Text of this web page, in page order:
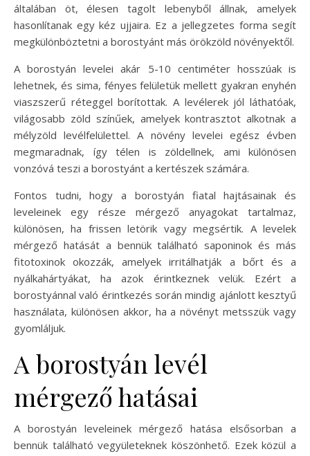
általában öt, élesen tagolt lebenyből állnak, amelyek
hasonlítanak egy kéz ujjaira. Ez a jellegzetes forma segít
megkülönböztetni a borostyánt más örökzöld növényektől.
A borostyán levelei akár 5-10 centiméter hosszúak is
lehetnek, és sima, fényes felületük mellett gyakran enyhén
viaszszerű réteggel borítottak. A levélerek jól láthatóak,
világosabb zöld színűek, amelyek kontrasztot alkotnak a
mélyzöld levélfelülettel. A növény levelei egész évben
megmaradnak, így télen is zöldellnek, ami különösen
vonzóvá teszi a borostyánt a kertészek számára.
Fontos tudni, hogy a borostyán fiatal hajtásainak és
leveleinek egy része mérgező anyagokat tartalmaz,
különösen, ha frissen letörik vagy megsértik. A levelek
mérgező hatását a bennük található saponinok és más
fitotoxinok okozzák, amelyek irritálhatják a bőrt és a
nyálkahártyákat, ha azok érintkeznek velük. Ezért a
borostyánnal való érintkezés során mindig ajánlott kesztyű
használata, különösen akkor, ha a növényt metsszük vagy
gyomláljuk.
A borostyán levél
mérgező hatásai
A borostyán leveleinek mérgező hatása elsősorban a
bennük található vegyületeknek köszönhető. Ezek közül a